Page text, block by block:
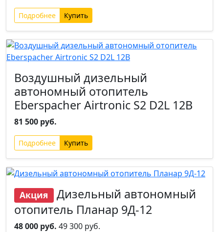
Подробнее
Воздушный дизельный
автономный отопитель
Eberspacher Airtronic S2 D2L 12В
81 500 руб.
Подробнее
Акция Дизельный автономный
отопитель Планар 9Д-12
48 000 руб. 49 300 руб.